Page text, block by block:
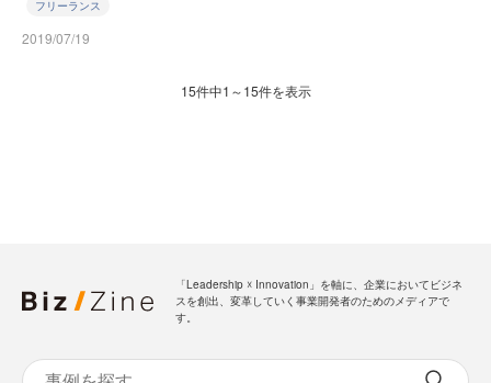
フリーランス
2019/07/19
15件中1～15件を表示
「Leadership ☓ Innovation」を軸に、企業においてビジネ
スを創出、変革していく事業開発者のためのメディアで
す。